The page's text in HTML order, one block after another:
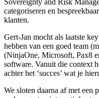
Sovereignty and Risk
categoriseren en
klanten.
Gert-Jan mocht als laatste
hebben van een goed team
(NinjaOne, Microsoft, Pax8
software. Vanuit die context
achter het ‘succes’ wat je
We sloten daarna af met een